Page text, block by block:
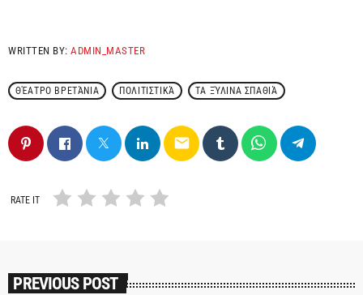
WRITTEN BY:ADMIN_MASTER
ΘΈΑΤΡΟ ΒΡΕΤΆΝΙΑ ΠΟΛΙΤΙΣΤΙΚΆ ΤΑ ΞΎΛΙΝΑ ΣΠΑΘΙΆ
email
RATE IT
PREVIOUS POST